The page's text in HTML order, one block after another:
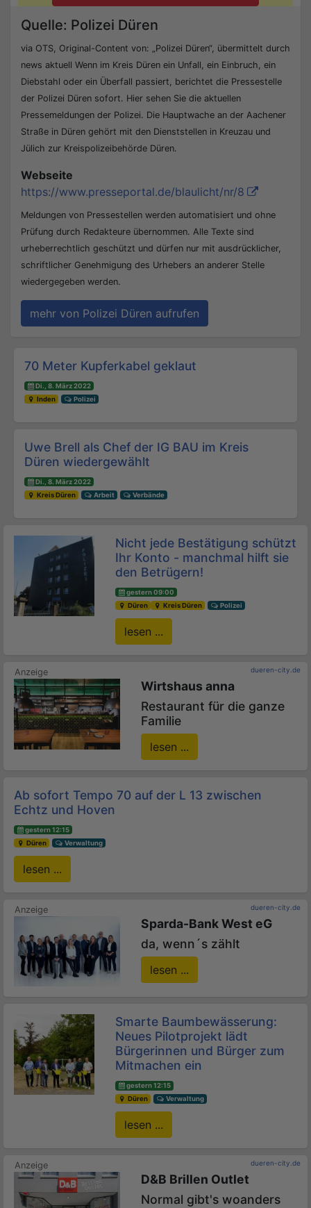
Quelle: Polizei Düren
via OTS, Original-Content von: „Polizei Düren“, übermittelt durch
news aktuell Wenn im Kreis Düren ein Unfall, ein Einbruch, ein
Diebstahl oder ein Überfall passiert, berichtet die Pressestelle
der Polizei Düren sofort. Hier sehen Sie die aktuellen
Pressemeldungen der Polizei. Die Hauptwache an der Aachener
Straße in Düren gehört mit den Dienststellen in Kreuzau und
Jülich zur Kreispolizeibehörde Düren.
Webseite
https://www.presseportal.de/blaulicht/nr/8
Meldungen von Pressestellen werden automatisiert und ohne
Prüfung durch Redakteure übernommen. Alle Texte sind
urheberrechtlich geschützt und dürfen nur mit ausdrücklicher,
schriftlicher Genehmigung des Urhebers an anderer Stelle
wiedergegeben werden.
mehr von Polizei Düren aufrufen
Beitrags-Navigation
70 Meter Kupferkabel geklaut
Di., 8. März 2022
Inden
Polizei
Uwe Brell als Chef der IG BAU im Kreis
Düren wiedergewählt
Di., 8. März 2022
Kreis Düren
Arbeit Verbände
Nicht jede Bestätigung schützt
Ihr Konto - manchmal hilft sie
den Betrügern!
gestern 09:00
Düren
Kreis Düren Polizei
lesen ...
dueren-city.de
Wirtshaus anna
Restaurant für die ganze
Familie
lesen ...
Ab sofort Tempo 70 auf der L 13 zwischen
Echtz und Hoven
gestern 12:15
Düren
Verwaltung
lesen ...
dueren-city.de
Sparda-Bank West eG
da, wenn´s zählt
lesen ...
Smarte Baumbewässerung:
Neues Pilotprojekt lädt
Bürgerinnen und Bürger zum
Mitmachen ein
gestern 12:15
Düren
Verwaltung
lesen ...
dueren-city.de
D&B Brillen Outlet
Normal gibt's woanders